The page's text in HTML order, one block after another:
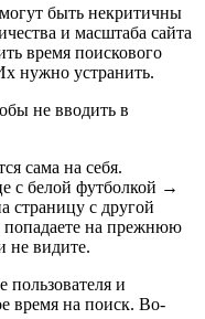
быть некритичны
и масштаба сайта
время поискового
нужно устранить.
не вводить в
сама на себя.
с белой футболкой →
страницу с другой
на прежнюю
не видите.
пользователя и
время на поиск. Во-